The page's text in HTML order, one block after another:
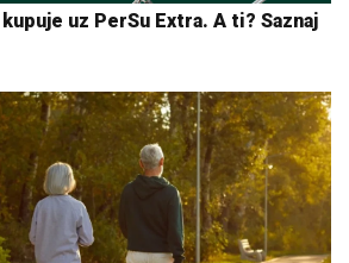
uz PerSu Extra. A ti? Saznaj